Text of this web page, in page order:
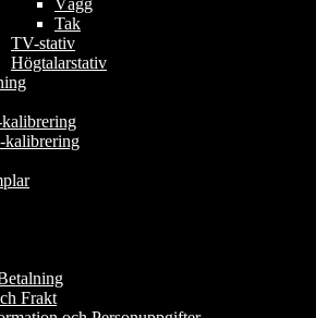
Vägg
Tak
TV-stativ
Högtalarstativ
kalibrering
Frakt